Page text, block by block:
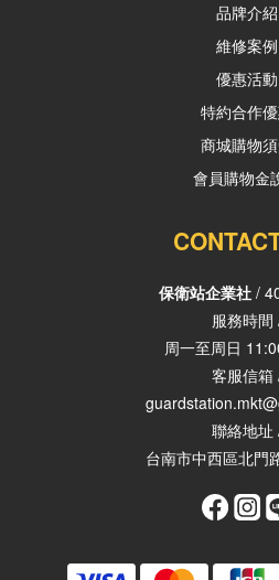
品牌介紹
維修案例
優惠活動
特約合作
商城購物
會員購物金
保衛站企業社 /
服務時間
周一至周日
客服信箱
聯絡地址
台南市中西區北門